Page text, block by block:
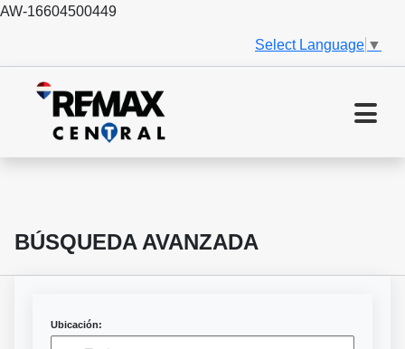
AW-16604500449
Select Language ▼
BÚSQUEDA AVANZADA
Ubicación: